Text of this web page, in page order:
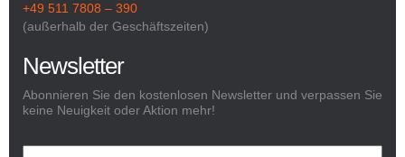
+49 511 7808 – 390
(außerhalb der Geschäftszeiten)
Newsletter
Abonnieren Sie den kostenlosen Newsletter und verpassen Sie
keine Neuigkeit oder Aktion mehr!